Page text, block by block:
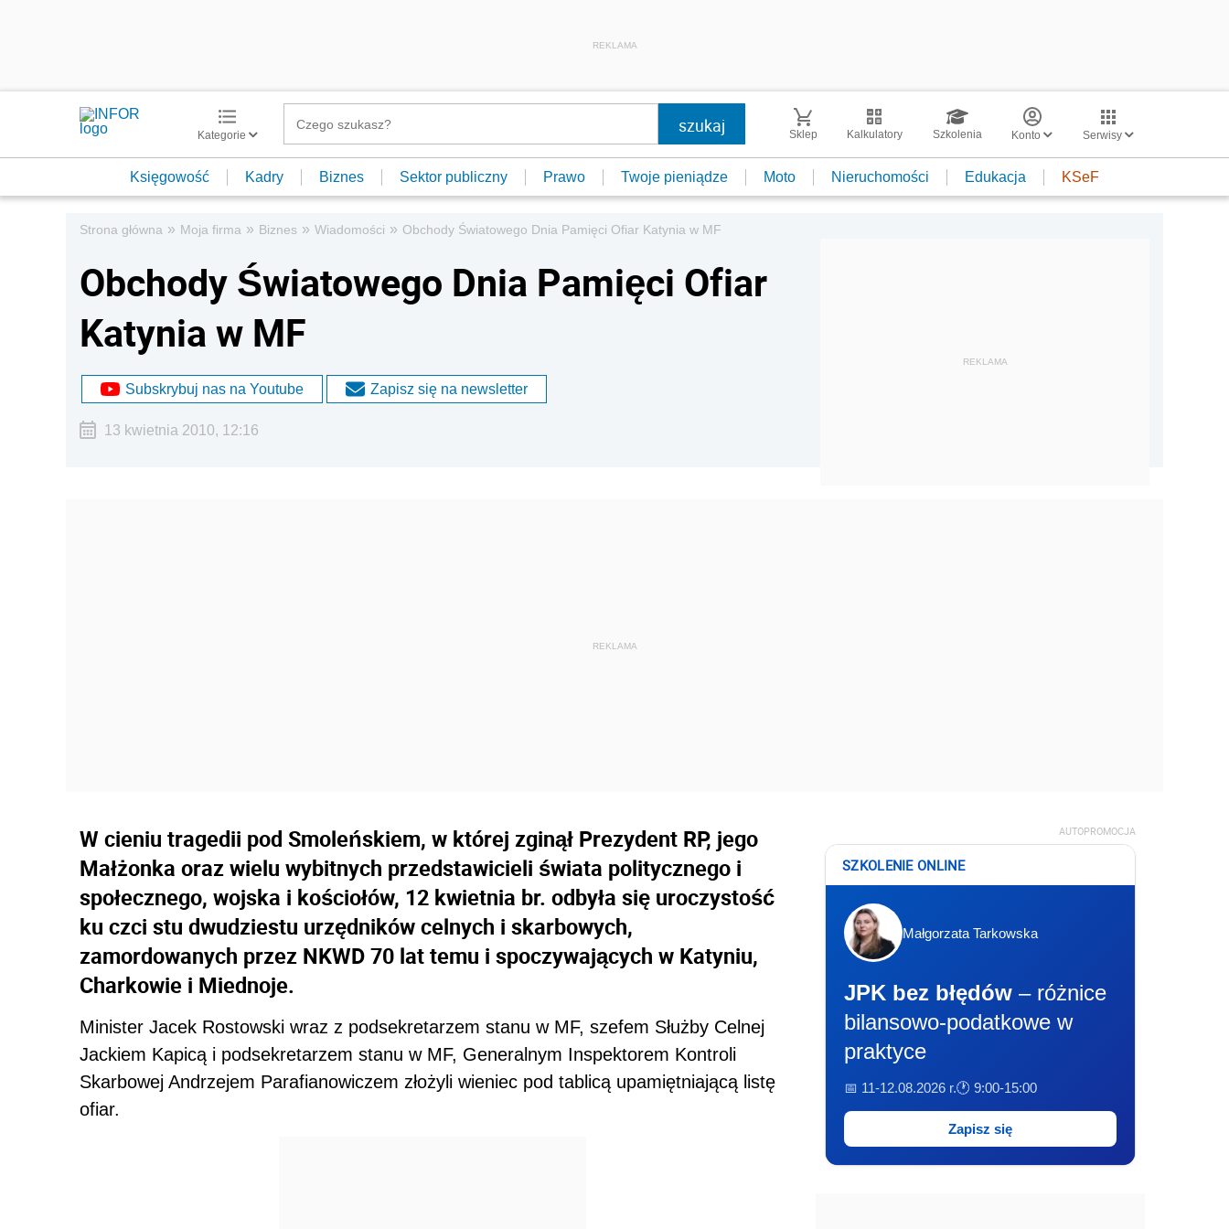
REKLAMA
Kategorie Sklep Kalkulatory Szkolenia Konto Serwisy
Księgowość Kadry Biznes Sektor publiczny Prawo Twoje pieniądze Moto Nieruchomości Edukacja KSeF
Strona główna » Moja firma » Biznes » Wiadomości » Obchody Światowego Dnia Pamięci Ofiar Katynia w MF
Obchody Światowego Dnia Pamięci Ofiar
Katynia w MF
Subskrybuj nas na Youtube Zapisz się na newsletter
13 kwietnia 2010, 12:16
REKLAMA
W cieniu tragedii pod Smoleńskiem, w której zginął Prezydent RP, jego
Małżonka oraz wielu wybitnych przedstawicieli świata politycznego i
społecznego, wojska i kościołów, 12 kwietnia br. odbyła się uroczystość
ku czci stu dwudziestu urzędników celnych i skarbowych,
zamordowanych przez NKWD 70 lat temu i spoczywających w Katyniu,
Charkowie i Miednoje.
Minister Jacek Rostowski wraz z podsekretarzem stanu w MF, szefem Służby Celnej
Jackiem Kapicą i podsekretarzem stanu w MF, Generalnym Inspektorem Kontroli
Skarbowej Andrzejem Parafianowiczem złożyli wieniec pod tablicą upamiętniającą listę
ofiar.
AUTOPROMOCJA
SZKOLENIE ONLINE
Małgorzata Tarkowska
JPK bez błędów – różnice
bilansowo-podatkowe w
praktyce
📅 11-12.08.2026 r.🕐 9:00-15:00
Zapisz się